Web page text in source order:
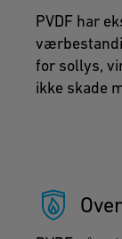
PVDF har
for sollys,
ikke skade